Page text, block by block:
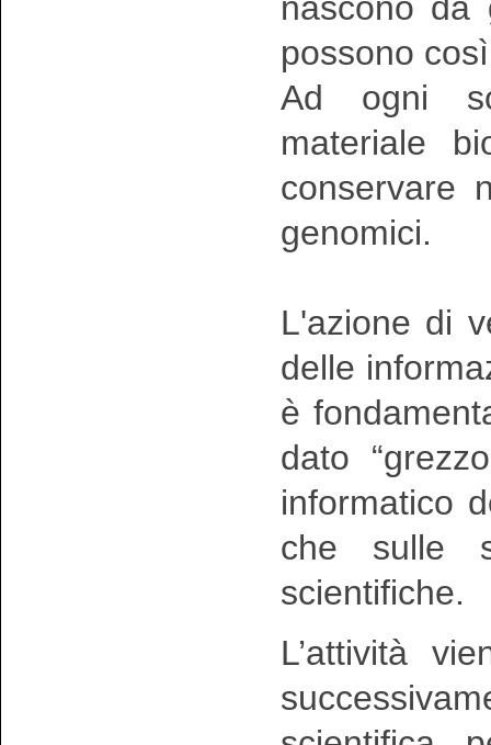
nascono da
possono
Ad ogni
materiale
conservare
genomici.
L'azione di
delle
è
dato
informatico
che sulle
scientifiche.
L’attività